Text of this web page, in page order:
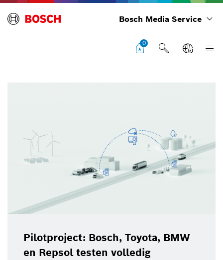
Bosch Media Service
0
Pilotproject: Bosch, Toyota, BMW
en Repsol testen volledig